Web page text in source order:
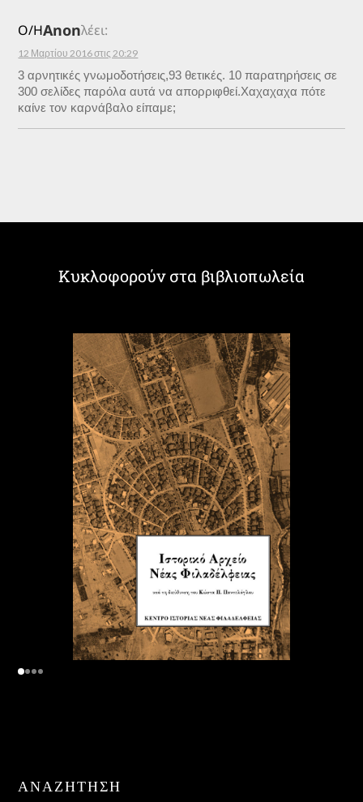
Ο/ΗAnonλέει:
12 Μαρτίου 2016 στις 20:29
3 αρνητικές γνωμοδοτήσεις,93 θετικές. 10 παρατηρήσεις σε
300 σελίδες παρόλα αυτά να απορριφθεί.Χαχαχαχα πότε
καίνε τον καρνάβαλο είπαμε;
Κυκλοφορούν στα βιβλιοπωλεία
ΑΝΑΖΉΤΗΣΗ